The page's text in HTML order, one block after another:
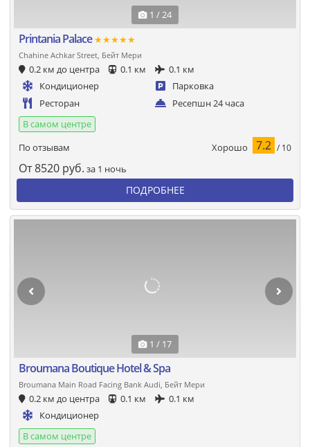
1 / 24
Printania Palace★★★★★
Chahine Achkar Street, Бейт Мери
0.2 км до центра 0.1 км
0.1 км
Кондиционер
Парковка
Ресторан
Ресепшн 24 часа
В самом центре
По отзывам
Хорошо 7.2 / 10
От8520 руб. за 1 ночь
ПОДРОБНЕЕ
1 / 17
Broumana Boutique Hotel & Spa
Broumana Main Road Facing Bank Audi, Бейт Мери
0.2 км до центра 0.1 км
0.1 км
Кондиционер
В самом центре